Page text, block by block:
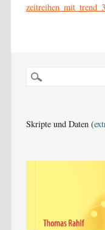
Skripte und Daten (